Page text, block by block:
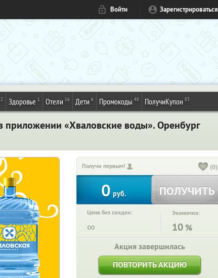
Войти Зарегистрироваться
Здоровье 1 Отели 16 Дети 6 Промокоды 48 ПолучиКупон 83
приложении «Хваловские воды». Оренбург
Получи первым! (0)
0 руб. ПОЛУЧИТЬ
Цена без скидки:
∞
Экономия:
10 %
Акция завершилась
ПОВТОРИТЬ АКЦИЮ